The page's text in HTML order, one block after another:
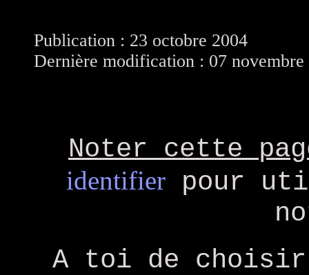
Publication : 23 octobre 2004
Dernière modification : 07 novembre
Noter cette
identifier pour
A toi de